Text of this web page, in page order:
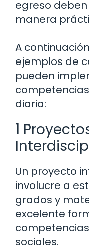
egreso
manera
A
ejemplos de
pueden
diaria:
1
Un proyecto
involucre a
grados y
excelente
sociales.